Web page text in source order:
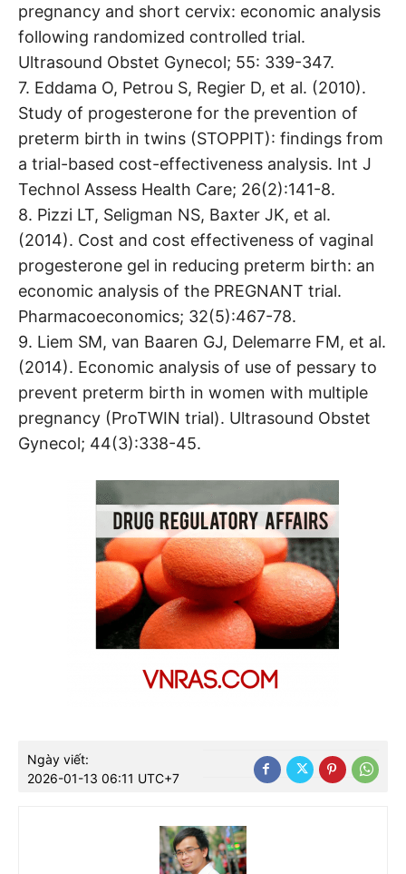
pregnancy and short cervix: economic analysis
following randomized controlled trial.
Ultrasound Obstet Gynecol; 55: 339-347.
7. Eddama O, Petrou S, Regier D, et al. (2010).
Study of progesterone for the prevention of
preterm birth in twins (STOPPIT): findings from
a trial-based cost-effectiveness analysis. Int J
Technol Assess Health Care; 26(2):141-8.
8. Pizzi LT, Seligman NS, Baxter JK, et al.
(2014). Cost and cost effectiveness of vaginal
progesterone gel in reducing preterm birth: an
economic analysis of the PREGNANT trial.
Pharmacoeconomics; 32(5):467-78.
9. Liem SM, van Baaren GJ, Delemarre FM, et al.
(2014). Economic analysis of use of pessary to
prevent preterm birth in women with multiple
pregnancy (ProTWIN trial). Ultrasound Obstet
Gynecol; 44(3):338-45.
Ngày viết:
2026-01-13 06:11 UTC+7